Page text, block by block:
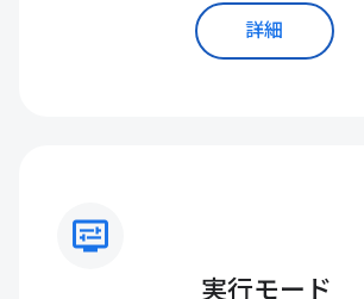
詳細
display_settings
実行モード